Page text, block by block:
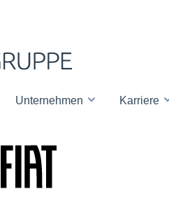
Unternehmen Karriere